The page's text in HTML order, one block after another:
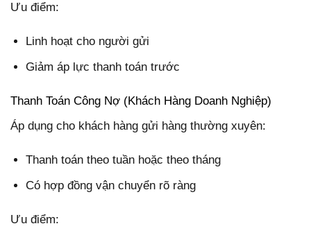
Ưu điểm:
Linh hoạt cho người gửi
Giảm áp lực thanh toán trước
Thanh Toán Công Nợ (Khách Hàng Doanh Nghiệp)
Áp dụng cho khách hàng gửi hàng thường xuyên:
Thanh toán theo tuần hoặc theo tháng
Có hợp đồng vận chuyển rõ ràng
Ưu điểm: